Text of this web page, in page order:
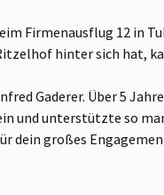
Firmenausflug 12 in
hinter sich hat,
Gaderer. Über 5
und unterstützte so
dein großes